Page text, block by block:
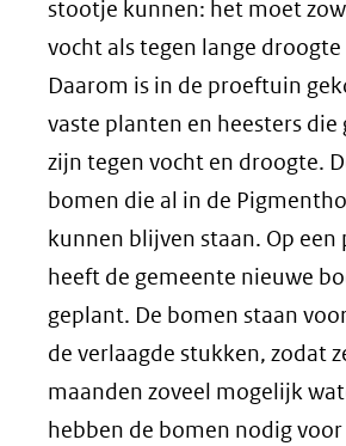
stootje kunnen: het moet
vocht als tegen lange
Daarom is in de proeftuin
vaste planten en heesters die
zijn tegen vocht en droogte.
bomen die al in de
kunnen blijven staan. Op een
heeft de gemeente nieuwe
geplant. De bomen staan
de verlaagde stukken, zodat
maanden zoveel mogelijk
hebben de bomen nodig